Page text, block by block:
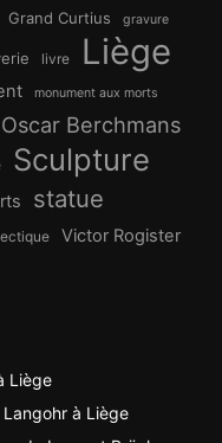
Grand Curtius gravure
livre Liège
monument aux morts
Oscar Berchmans
Sculpture
statue
Victor Rogister
Liège
à Liège